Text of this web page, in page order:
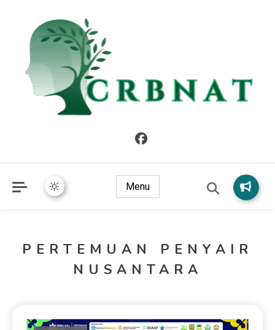
Menu
PERTEMUAN PENYAIR
NUSANTARA